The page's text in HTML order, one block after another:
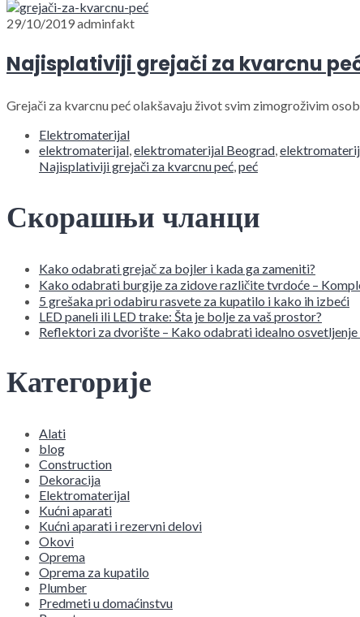
29/10/2019adminfakt
Najisplativiji grejači za kvarcnu
Grejači za kvarcnu peć olakšavaju život svim zimogroživim
Elektromaterijal
elektromaterijal,elektromaterijal Beograd,
Najisplativiji grejači za kvarcnu peć,peć
Скорашњи чланци
Kako odabrati grejač za bojler i kada ga zameniti?
Kako odabrati burgije za zidove različite tvrdoće –
5 grešaka pri odabiru rasvete za kupatilo i kako ih izbeći
LED paneli ili LED trake: Šta je bolje za vaš prostor?
Reflektori za dvorište – Kako odabrati idealno osvetljenje
Категорије
Alati
blog
Construction
Dekoracija
Elektromaterijal
Kućni aparati
Kućni aparati i rezervni delovi
Okovi
Oprema
Oprema za kupatilo
Plumber
Predmeti u domaćinstvu